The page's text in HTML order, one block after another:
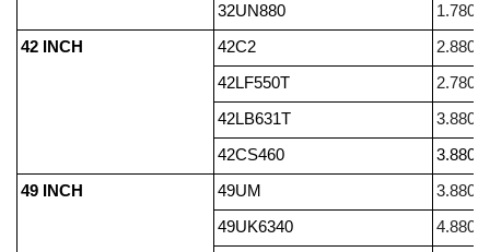
32UN880
42 INCH 42C2
42LF550T
42LB631T
42CS460
49 INCH 49UM
49UK6340